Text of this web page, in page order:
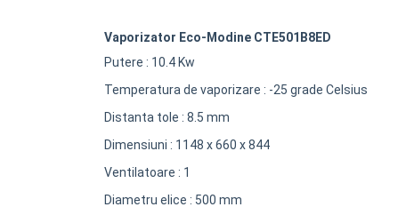
CONSUMABILE
CONTACTEAZĂ-
Vaporizator Eco-Modine CTE501B8ED
Putere : 10.4 Kw
Temperatura de vaporizare : -25 grade Celsius
Distanta tole : 8.5 mm
Dimensiuni : 1148 x 660 x 844
Ventilatoare : 1
Diametru elice : 500 mm